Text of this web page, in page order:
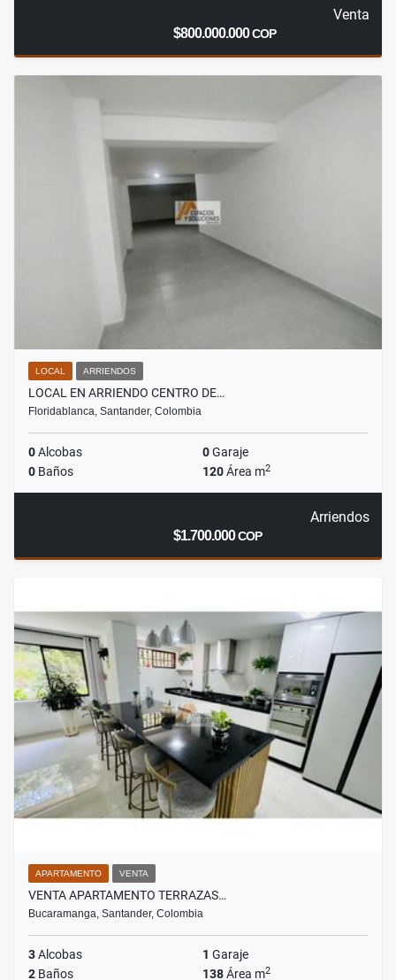
Venta
$800.000.000COP
LOCAL ARRIENDOS
LOCAL EN ARRIENDO CENTRO DE…
Floridablanca, Santander, Colombia
0Alcobas 0Garaje
0 Baños 120Área m2
Arriendos
$1.700.000COP
APARTAMENTO VENTA
VENTA APARTAMENTO TERRAZAS…
Bucaramanga, Santander, Colombia
3Alcobas 1 Garaje
2 Baños 138Área m2